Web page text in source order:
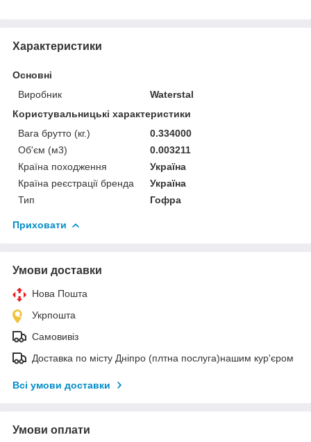
Характеристики
Основні
Виробник
Waterstal
Користувальницькі характеристики
Вага брутто (кг.)
0.334000
Об'єм (м3)
0.003211
Країна походження
Україна
Країна реєстрації бренда
Україна
Тип
Гофра
Приховати
Умови доставки
Нова Пошта
Укрпошта
Самовивіз
Доставка по місту Дніпро (плтна послуга)нашим кур'єром
Всі умови доставки
Умови оплати